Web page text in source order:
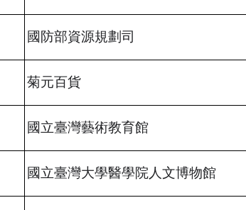
國防部資源規劃司
菊元百貨
國立臺灣藝術教育館
國立臺灣大學醫學院人文博物館